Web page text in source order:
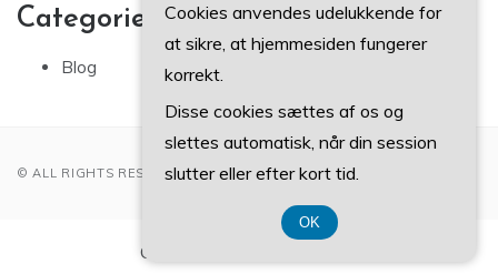
Categories
Blog
© ALL RIGHTS RESERVED 2022
CVR-Nummer 37 40 77 39
Cookies anvendes udelukkende for
at sikre, at hjemmesiden fungerer
korrekt.
Disse cookies sættes af os og
slettes automatisk, når din session
slutter eller efter kort tid.
OK